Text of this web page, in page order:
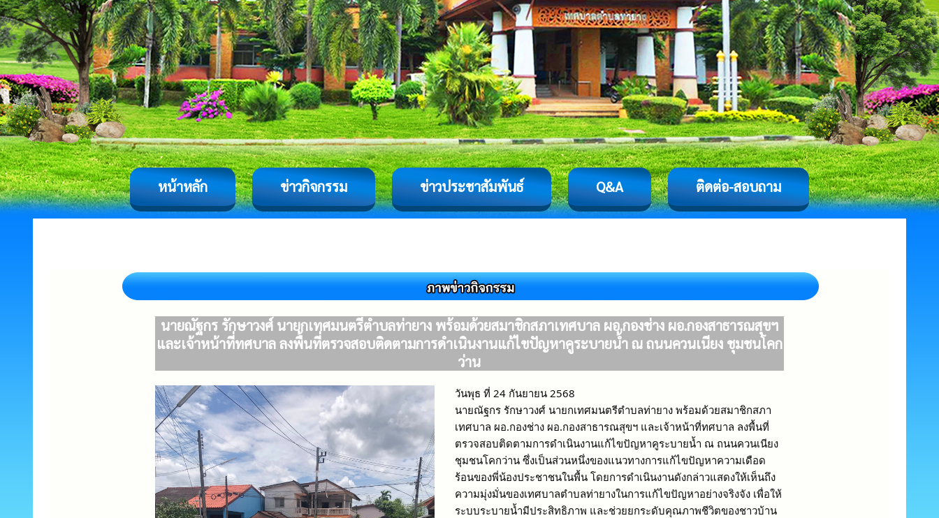
หน้าหลัก ข่าวกิจกรรม ข่าวประชาสัมพันธ์ Q&A ติดต่อ-สอบถาม
นายณัฐกร รักษาวงศ์ นายกเทศมนตรีตำบลท่ายาง พร้อมด้วยสมาชิกสภาเทศบาล ผอ.กองช่าง ผอ.กองสาธารณสุขฯ
และเจ้าหน้าที่ทศบาล ลงพื้นที่ตรวจสอบติดตามการดำเนินงานแก้ไขปัญหาคูระบายน้ำ ณ ถนนควนเนียง ชุมชนโคก
ว่าน
วันพุธ ที่ 24 กันยายน 2568
นายณัฐกร รักษาวงศ์ นายกเทศมนตรีตำบลท่ายาง พร้อมด้วยสมาชิกสภา
เทศบาล ผอ.กองช่าง ผอ.กองสาธารณสุขฯ และเจ้าหน้าที่ทศบาล ลงพื้นที่
ตรวจสอบติดตามการดำเนินงานแก้ไขปัญหาคูระบายน้ำ ณ ถนนควนเนียง
ชุมชนโคกว่าน ซึ่งเป็นส่วนหนึ่งของแนวทางการแก้ไขปัญหาความเดือด
ร้อนของพี่น้องประชาชนในพื้น โดยการดำเนินงานดังกล่าวแสดงให้เห็นถึง
ความมุ่งมั่นของเทศบาลตำบลท่ายางในการแก้ไขปัญหาอย่างจริงจัง เพื่อให้
ระบบระบายน้ำมีประสิทธิภาพ และช่วยยกระดับคุณภาพชีวิตของชาวบ้าน